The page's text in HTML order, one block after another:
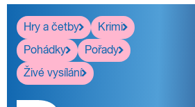
Hry a četby
Krimi
Pohádky
Pořady
Živé vysílání